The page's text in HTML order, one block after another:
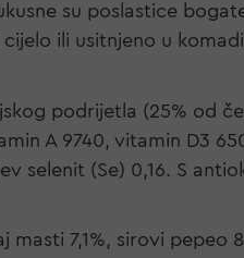
su poslastice
cijelo ili usitnjeno u
podrijetla (25% od
A 9740, vitamin D3
selenit (Se) 0,16. S
masti 7,1%, sirovi pepeo